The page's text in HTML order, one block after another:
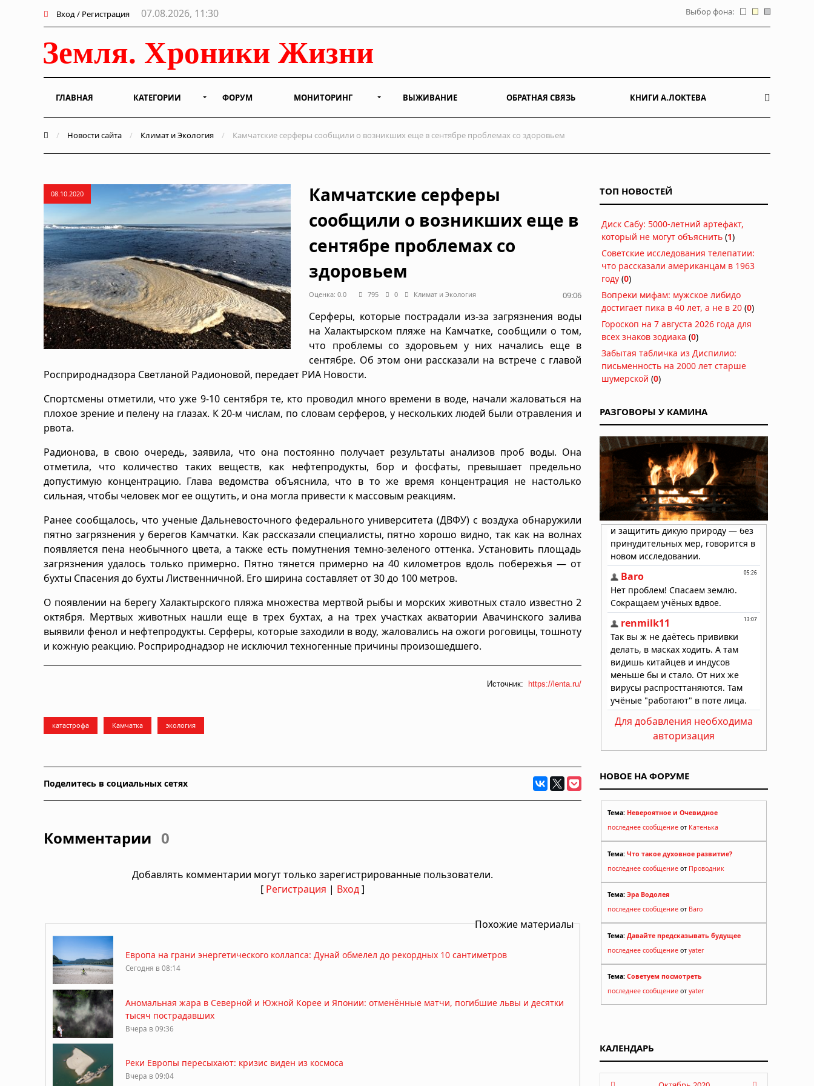
Вход / Регистрация 07.08.2026, 11:30 Выбор фона:
ГЛАВНАЯ КАТЕГОРИИ ФОРУМ МОНИТОРИНГ ВЫЖИВАНИЕ ОБРАТНАЯ СВЯЗЬ КНИГИ А.ЛОКТЕВА
/ Новости сайта / Климат и Экология / Камчатские серферы сообщили о возникших еще в сентябре проблемах со здоровьем
08.10.2020
Камчатские серферы
сообщили о возникших еще в
сентябре проблемах со
здоровьем
Оценка: 0.0 795 0 Климат и Экология 09:06
Серферы, которые пострадали из-за загрязнения воды
на Халактырском пляже на Камчатке, сообщили о том,
что проблемы со здоровьем у них начались еще в
сентябре. Об этом они рассказали на встрече с главой
Росприроднадзора Светланой Радионовой, передает РИА Новости.
Спортсмены отметили, что уже 9-10 сентября те, кто проводил много времени в воде, начали жаловаться на
плохое зрение и пелену на глазах. К 20-м числам, по словам серферов, у нескольких людей были отравления и
рвота.
Радионова, в свою очередь, заявила, что она постоянно получает результаты анализов проб воды. Она
отметила, что количество таких веществ, как нефтепродукты, бор и фосфаты, превышает предельно
допустимую концентрацию. Глава ведомства объяснила, что в то же время концентрация не настолько
сильная, чтобы человек мог ее ощутить, и она могла привести к массовым реакциям.
Ранее сообщалось, что ученые Дальневосточного федерального университета (ДВФУ) с воздуха обнаружили
пятно загрязнения у берегов Камчатки. Как рассказали специалисты, пятно хорошо видно, так как на волнах
появляется пена необычного цвета, а также есть помутнения темно-зеленого оттенка. Установить площадь
загрязнения удалось только примерно. Пятно тянется примерно на 40 километров вдоль побережья — от
бухты Спасения до бухты Лиственничной. Его ширина составляет от 30 до 100 метров.
О появлении на берегу Халактырского пляжа множества мертвой рыбы и морских животных стало известно 2
октября. Мертвых животных нашли еще в трех бухтах, а на трех участках акватории Авачинского залива
выявили фенол и нефтепродукты. Серферы, которые заходили в воду, жаловались на ожоги роговицы, тошноту
и кожную реакцию. Росприроднадзор не исключил техногенные причины произошедшего.
Источник: https://lenta.ru/
катастрофа Камчатка экология
Поделитесь в социальных сетях
Комментарии 0
Добавлять комментарии могут только зарегистрированные пользователи.
[ Регистрация | Вход]
Похожие материалы
Европа на грани энергетического коллапса: Дунай обмелел до рекордных 10 сантиметров
Сегодня в 08:14
Аномальная жара в Северной и Южной Корее и Японии: отменённые матчи, погибшие львы и десятки
тысяч пострадавших
Вчера в 09:36
Реки Европы пересыхают: кризис виден из космоса
Вчера в 09:04
ТОП НОВОСТЕЙ
Диск Сабу: 5000-летний артефакт,
который не могут объяснить (1)
Советские исследования телепатии:
что рассказали американцам в 1963
году (0)
Вопреки мифам: мужское либидо
достигает пика в 40 лет, а не в 20 (0)
Гороскоп на 7 августа 2026 года для
всех знаков зодиака (0)
Забытая табличка из Диспилио:
письменность на 2000 лет старше
шумерской (0)
РАЗГОВОРЫ У КАМИНА
Для добавления необходима
авторизация
НОВОЕ НА ФОРУМЕ
Тема: Невероятное и Очевидное
последнее сообщение от Катенька
Тема: Что такое духовное развитие?
последнее сообщение от Проводник
Тема: Эра Водолея
последнее сообщение от Baro
Тема: Давайте предсказывать будущее
последнее сообщение от yater
Тема: Советуем посмотреть
последнее сообщение от yater
КАЛЕНДАРЬ